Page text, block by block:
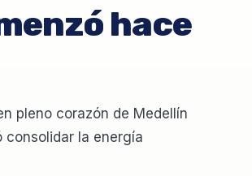
hace
pleno corazón de Medellín
la energía